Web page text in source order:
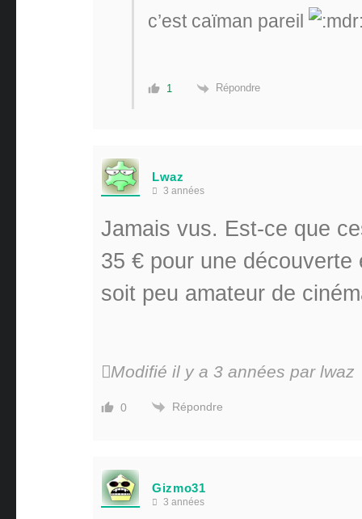
c’est caïman pareil
1 Répondre
Lwaz
3 années
Jamais vus. Est-ce que
35 € pour une
soit peu amateur de
Modifié il y a 3 années par lwaz
0 Répondre
Gizmo31
3 années